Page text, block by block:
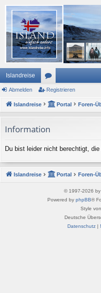
Islandreise
or
en
Abmelden Registrieren
Islandreise Portal Foren-
Information
Du bist leider nicht berechtigt,
Islandreise Portal Foren-
© 1997-2026
Powered by phpBB®
Style von
Deutsche
Datenschutz|